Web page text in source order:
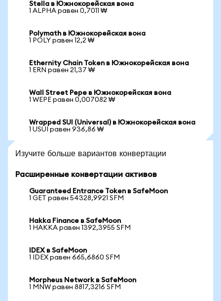
Stella в Южнокорейская вона
1 ALPHA равен 0,7011 ₩
Polymath в Южнокорейская вона
1 POLY равен 12,2 ₩
Ethernity Chain Token в Южнокорейская вона
1 ERN равен 21,37 ₩
Wall Street Pepe в Южнокорейская вона
1 WEPE равен 0,007082 ₩
Wrapped SUI (Universal) в Южнокорейская вона
1 USUI равен 936,86 ₩
Изучите больше вариантов конвертации
Расширенные конвертации активов
Guaranteed Entrance Token в SafeMoon
1 GET равен 54328,9921 SFM
Hakka Finance в SafeMoon
1 HAKKA равен 1392,3955 SFM
IDEX в SafeMoon
1 IDEX равен 665,6860 SFM
Morpheus Network в SafeMoon
1 MNW равен 8817,3216 SFM